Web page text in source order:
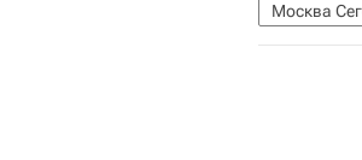
Москва
Городское